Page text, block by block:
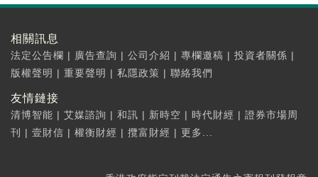
相關訊息
法定公告欄 | 廣告查詢 | 公司介紹 | 專欄邀稿 | 投資者關係 |
版權聲明 | 重要聲明 | 私隱政策 | 聯絡我們
友情鏈接
清博智能 | 艾媒諮詢 | 和訊 | 新時空 | 時代財經 | 證券市場周
刊
| 壹財信 | 權衡財經 | 攬富財經 | 更多...